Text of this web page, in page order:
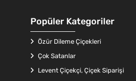
Popüler Kategoriler
Özür Dileme Çiçekleri
Çok Satanlar
Levent Çiçekçi, Çiçek Siparişi